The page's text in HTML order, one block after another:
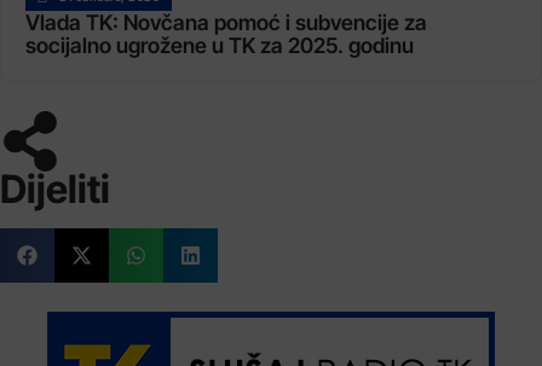
Vlada TK: Novčana pomoć i subvencije za
socijalno ugrožene u TK za 2025. godinu
Dijeliti